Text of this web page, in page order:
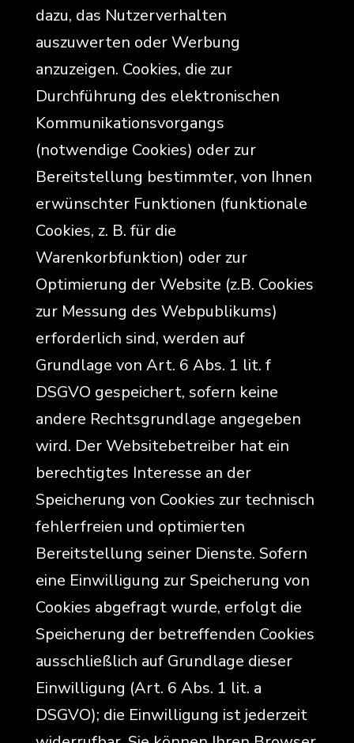
dazu, das Nutzerverhalten
auszuwerten oder Werbung
anzuzeigen. Cookies, die zur
Durchführung des elektronischen
Kommunikationsvorgangs
(notwendige Cookies) oder zur
Bereitstellung bestimmter, von Ihnen
erwünschter Funktionen (funktionale
Cookies, z. B. für die
Warenkorbfunktion) oder zur
Optimierung der Website (z.B. Cookies
zur Messung des Webpublikums)
erforderlich sind, werden auf
Grundlage von Art. 6 Abs. 1 lit. f
DSGVO gespeichert, sofern keine
andere Rechtsgrundlage angegeben
wird. Der Websitebetreiber hat ein
berechtigtes Interesse an der
Speicherung von Cookies zur technisch
fehlerfreien und optimierten
Bereitstellung seiner Dienste. Sofern
eine Einwilligung zur Speicherung von
Cookies abgefragt wurde, erfolgt die
Speicherung der betreffenden Cookies
ausschließlich auf Grundlage dieser
Einwilligung (Art. 6 Abs. 1 lit. a
DSGVO); die Einwilligung ist jederzeit